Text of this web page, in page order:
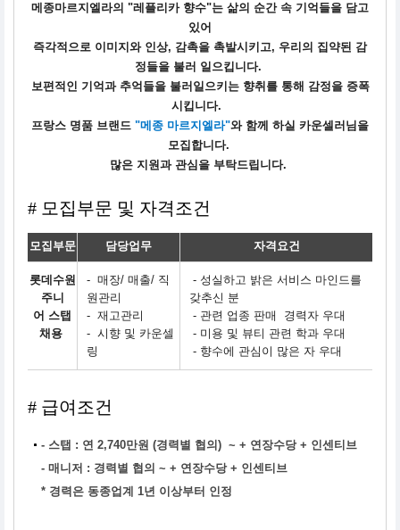
메종마르지엘라의 "레플리카 향수"는 삶의 순간 속 기억들을 담고
있어
즉각적으로 이미지와 인상, 감촉을 촉발시키고, 우리의 집약된 감
정들을 불러 일으킵니다.
보편적인 기억과 추억들을 불러일으키는 향취를 통해 감정을 증폭
시킵니다.
프랑스 명품 브랜드 "메종 마르지엘라"와 함께 하실 카운셀러님을
모집합니다.
많은 지원과 관심을 부탁드립니다.
# 모집부문 및 자격조건
모집부문 담당업무 자격요건
롯데수원
주니
어 스탭
채용
- 매장/ 매출/ 직
원관리
- 재고관리
- 시향 및 카운셀
링
- 성실하고 밝은 서비스 마인드를
갖추신 분
- 관련 업종 판매 경력자 우대
- 미용 및 뷰티 관련 학과 우대
- 향수에 관심이 많은 자 우대
# 급여조건
- 스탭 : 연 2,740만원 (경력별 협의) ~ + 연장수당 + 인센티브
- 매니저 : 경력별 협의 ~ + 연장수당 + 인센티브
* 경력은 동종업계 1년 이상부터 인정